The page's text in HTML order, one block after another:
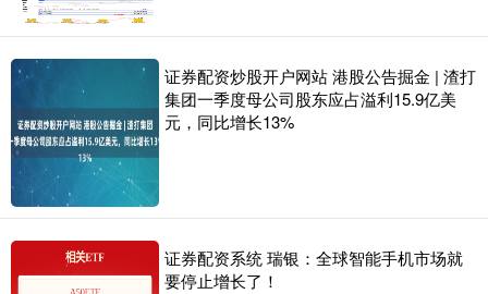
证券配资炒股开户网站 港股公告掘金 | 渣打
集团一季度母公司股东应占溢利15.9亿美
元，同比增长13%
证券配资系统 瑞银：全球智能手机市场就
要停止增长了！